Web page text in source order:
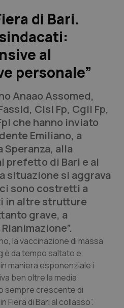
di Bari.
al
personale”
Anaao Assomed,
Cisl Fp, Cgil Fp,
che hanno inviato
Emiliano, a
Speranza, alla
prefetto di Bari e al
situazione si aggrava
sono costretti a
in altre strutture
grave, a
la vaccinazione di massa
è da tempo saltato e,
maniera esponenziale i
ben oltre la media
sempre crescente di
Fiera di Bari al collasso”.